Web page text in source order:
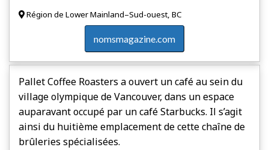
Région de Lower Mainland–Sud-ouest, BC
nomsmagazine.com
Pallet Coffee Roasters a ouvert un café au sein du
village olympique de Vancouver, dans un espace
auparavant occupé par un café Starbucks. Il s’agit
ainsi du huitième emplacement de cette chaîne de
brûleries spécialisées.